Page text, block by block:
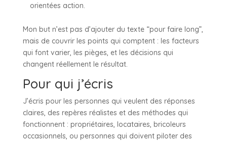
orientées action.
Mon but n’est pas d’ajouter du texte “pour faire long”,
mais de couvrir les points qui comptent : les facteurs
qui font varier, les pièges, et les décisions qui
changent réellement le résultat.
Pour qui j’écris
J’écris pour les personnes qui veulent des réponses
claires, des repères réalistes et des méthodes qui
fonctionnent : propriétaires, locataires, bricoleurs
occasionnels, ou personnes qui doivent piloter des